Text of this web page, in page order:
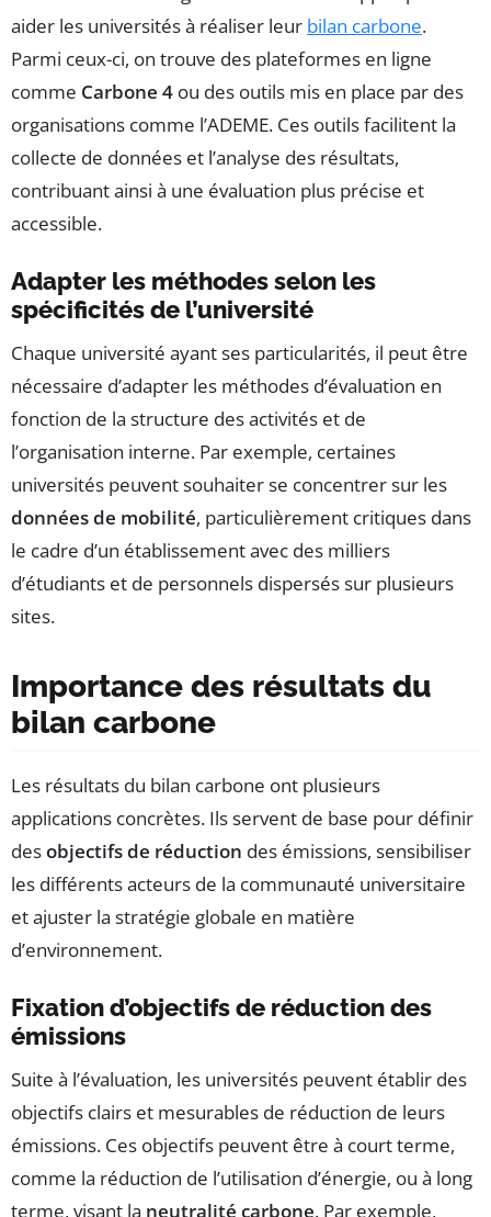
aider les universités à réaliser leur bilan carbone.
Parmi ceux-ci, on trouve des plateformes en ligne
comme Carbone 4 ou des outils mis en place par des
organisations comme l’ADEME. Ces outils facilitent la
collecte de données et l’analyse des résultats,
contribuant ainsi à une évaluation plus précise et
accessible.
Adapter les méthodes selon les
spécificités de l’université
Chaque université ayant ses particularités, il peut être
nécessaire d’adapter les méthodes d’évaluation en
fonction de la structure des activités et de
l’organisation interne. Par exemple, certaines
universités peuvent souhaiter se concentrer sur les
données de mobilité, particulièrement critiques dans
le cadre d’un établissement avec des milliers
d’étudiants et de personnels dispersés sur plusieurs
sites.
Importance des résultats du
bilan carbone
Les résultats du bilan carbone ont plusieurs
applications concrètes. Ils servent de base pour définir
desobjectifs de réduction des émissions, sensibiliser
les différents acteurs de la communauté universitaire
et ajuster la stratégie globale en matière
d’environnement.
Fixation d’objectifs de réduction des
émissions
Suite à l’évaluation, les universités peuvent établir des
objectifs clairs et mesurables de réduction de leurs
émissions. Ces objectifs peuvent être à court terme,
comme la réduction de l’utilisation d’énergie, ou à long
terme, visant la neutralité carbone. Par exemple,